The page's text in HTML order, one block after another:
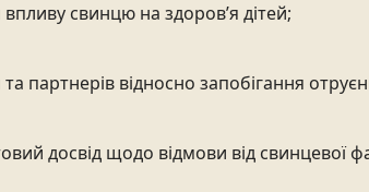
свинцю на здоров’я дітей;
та партнерів відносно запобігання
досвід щодо відмови від